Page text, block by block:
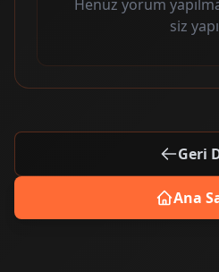
Henüz yorum
siz
Geri
Ana